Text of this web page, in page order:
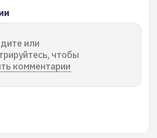
или
чтобы
комментарии